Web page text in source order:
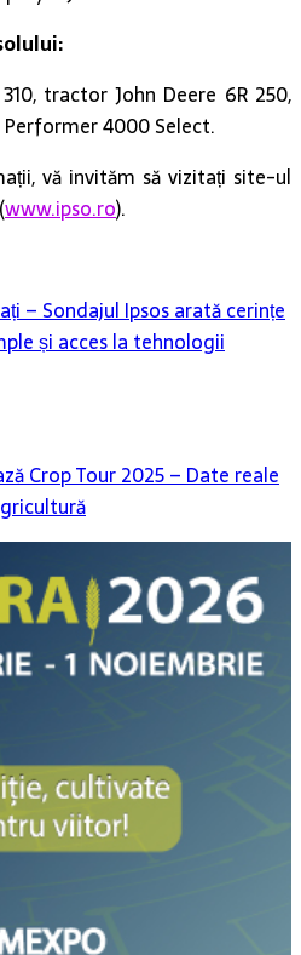
Performer 4000 Select.
vă invităm să vizitați site-ul
www.ipso.ro).
și acces la tehnologii